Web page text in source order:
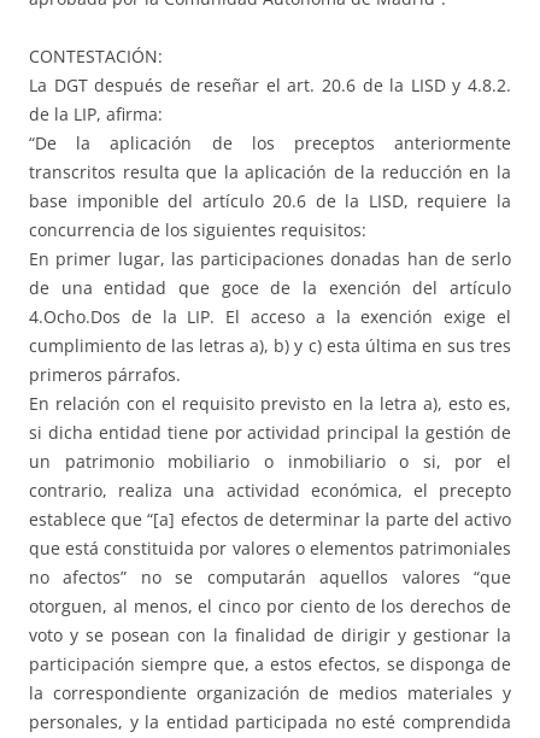
CONTESTACIÓN:
La DGT después de reseñar el art. 20.6 de la LISD y 4.8.2.
de la LIP, afirma:
“De la aplicación de los preceptos anteriormente
transcritos resulta que la aplicación de la reducción en la
base imponible del artículo 20.6 de la LISD, requiere la
concurrencia de los siguientes requisitos:
En primer lugar, las participaciones donadas han de serlo
de una entidad que goce de la exención del artículo
4.Ocho.Dos de la LIP. El acceso a la exención exige el
cumplimiento de las letras a), b) y c) esta última en sus tres
primeros párrafos.
En relación con el requisito previsto en la letra a), esto es,
si dicha entidad tiene por actividad principal la gestión de
un patrimonio mobiliario o inmobiliario o si, por el
contrario, realiza una actividad económica, el precepto
establece que “[a] efectos de determinar la parte del activo
que está constituida por valores o elementos patrimoniales
no afectos” no se computarán aquellos valores “que
otorguen, al menos, el cinco por ciento de los derechos de
voto y se posean con la finalidad de dirigir y gestionar la
participación siempre que, a estos efectos, se disponga de
la correspondiente organización de medios materiales y
personales, y la entidad participada no esté comprendida